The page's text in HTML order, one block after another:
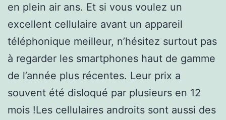
en plein air ans. Et si vous voulez un
excellent cellulaire avant un appareil
téléphonique meilleur, n’hésitez surtout pas
à regarder les smartphones haut de gamme
de l’année plus récentes. Leur prix a
souvent été disloqué par plusieurs en 12
mois !Les cellulaires androits sont aussi des